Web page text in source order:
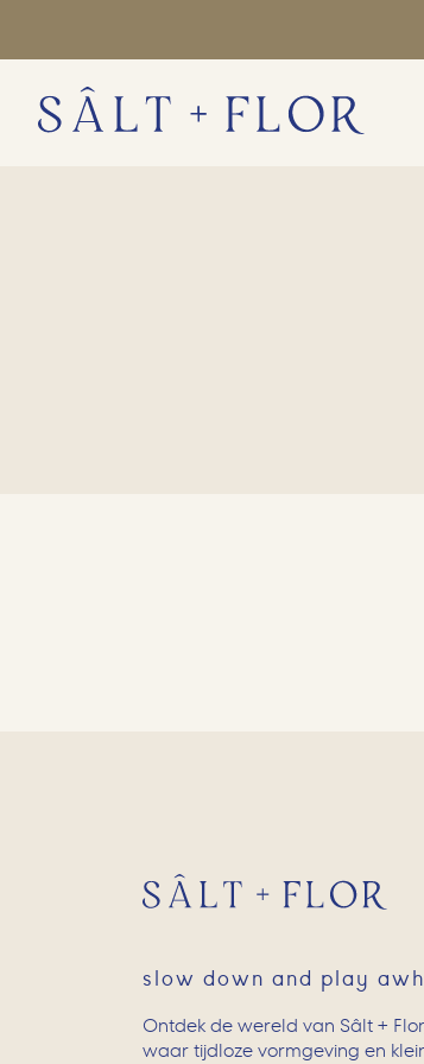
slow down and play
Ontdek de wereld van Sâlt +
waar tijdloze vormgeving en